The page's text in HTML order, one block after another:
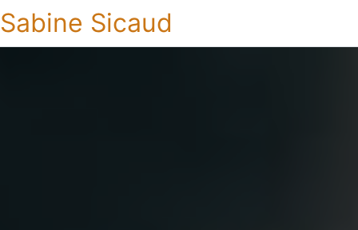
Sabine Sicaud